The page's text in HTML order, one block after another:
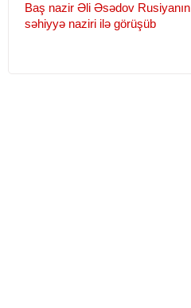
Baş nazir Əli Əsədov Rusiyanın
səhiyyə naziri ilə görüşüb